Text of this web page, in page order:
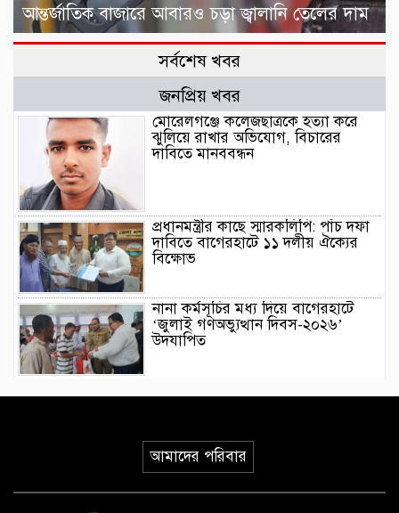
আন্তর্জাতিক বাজারে আবারও চড়া জ্বালানি তেলের দাম
সর্বশেষ খবর
জনপ্রিয় খবর
মোরেলগঞ্জে কলেজছাত্রকে হত্যা করে
ঝুলিয়ে রাখার অভিযোগ, বিচারের
দাবিতে মানববন্ধন
প্রধানমন্ত্রীর কাছে স্মারকলিপি: পাঁচ দফা
দাবিতে বাগেরহাটে ১১ দলীয় ঐক্যের
বিক্ষোভ
নানা কর্মসূচির মধ্য দিয়ে বাগেরহাটে
‘জুলাই গণঅভ্যুত্থান দিবস-২০২৬’
উদযাপিত
কন্ঠস্বর সাংস্কৃতিক একাডেমির
কার্যনির্বাহী কমিটি গঠন
আমাদের পরিবার